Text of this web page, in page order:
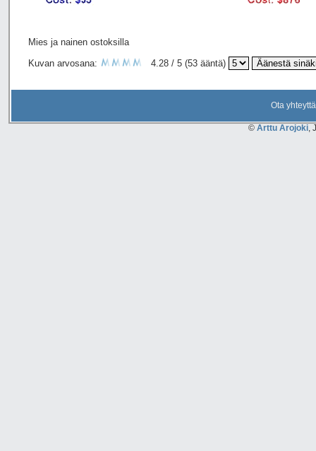
Mies ja nainen ostoksilla
Kuvan arvosana:
4.28 / 5 (53 ääntä)
Ota
© Arttu Arojoki ,